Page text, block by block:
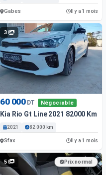
Gabes Il y a 1 mois
3
60 000 DT Négociable
Kia Rio Gt Line 2021 82000 Km
2021 82 000 km
Sfax Il y a 1 mois
5 Prix normal